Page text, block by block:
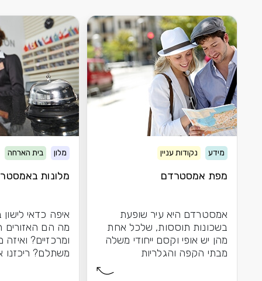
מידע נקודות עניין
מפת אמסטרדם
אמסטרדם היא עיר שופעת
בשכונות תוססות, שלכל אחת
מהן יש אופי וקסם ייחודי משלה
מבתי הקפה והגלריות
מלון בית הארחה
מלונות
איפה כדאי
מה הם האזורים
ומרכזיים? ואיזה
משתלם? ריכזנו